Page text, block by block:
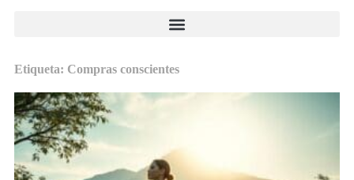
Etiqueta: Compras conscientes